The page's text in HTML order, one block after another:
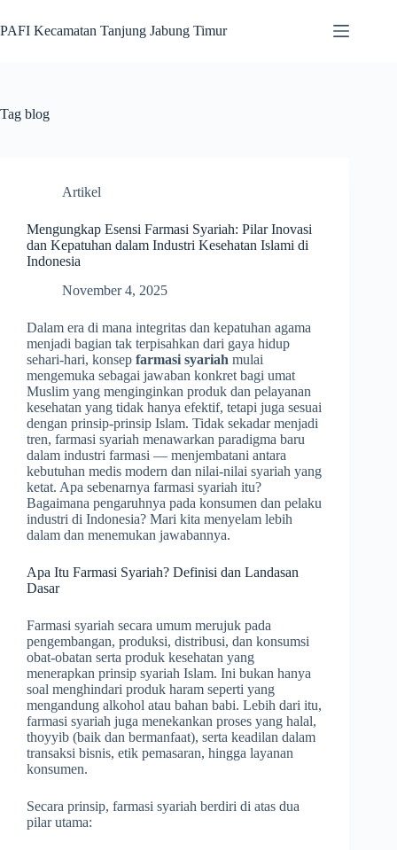
to
content
PAFI Kecamatan Tanjung Jabung Timur
Tag blog
Artikel
Mengungkap Esensi Farmasi Syariah: Pilar Inovasi
dan Kepatuhan dalam Industri Kesehatan Islami di
Indonesia
November 4, 2025
Dalam era di mana integritas dan kepatuhan agama
menjadi bagian tak terpisahkan dari gaya hidup
sehari-hari, konsep farmasi syariah mulai
mengemuka sebagai jawaban konkret bagi umat
Muslim yang menginginkan produk dan pelayanan
kesehatan yang tidak hanya efektif, tetapi juga sesuai
dengan prinsip-prinsip Islam. Tidak sekadar menjadi
tren, farmasi syariah menawarkan paradigma baru
dalam industri farmasi — menjembatani antara
kebutuhan medis modern dan nilai-nilai syariah yang
ketat. Apa sebenarnya farmasi syariah itu?
Bagaimana pengaruhnya pada konsumen dan pelaku
industri di Indonesia? Mari kita menyelam lebih
dalam dan menemukan jawabannya.
Apa Itu Farmasi Syariah? Definisi dan Landasan
Dasar
Farmasi syariah secara umum merujuk pada
pengembangan, produksi, distribusi, dan konsumsi
obat-obatan serta produk kesehatan yang
menerapkan prinsip syariah Islam. Ini bukan hanya
soal menghindari produk haram seperti yang
mengandung alkohol atau bahan babi. Lebih dari itu,
farmasi syariah juga menekankan proses yang halal,
thoyyib (baik dan bermanfaat), serta keadilan dalam
transaksi bisnis, etik pemasaran, hingga layanan
konsumen.
Secara prinsip, farmasi syariah berdiri di atas dua
pilar utama: